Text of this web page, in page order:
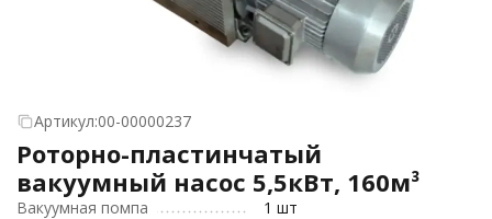
Артикул:00-00000237
Роторно-пластинчатый
вакуумный насос 5,5кВт, 160м³
Вакуумная помпа
1 шт